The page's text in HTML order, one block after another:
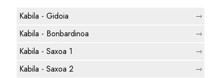
Kabila - Gidoia
Kabila - Bonbardinoa
Kabila - Saxoa 1
Kabila - Saxoa 2